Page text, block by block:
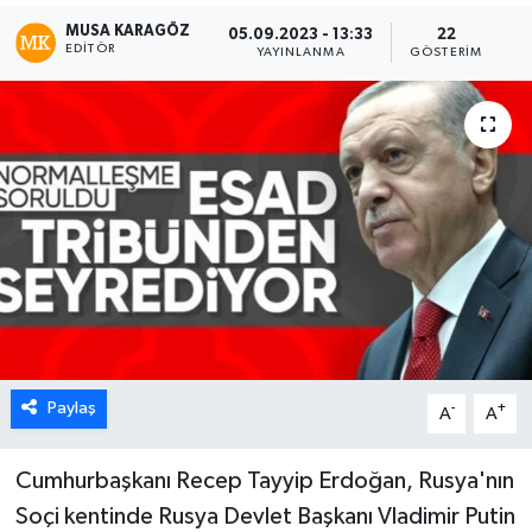
MUSA KARAGÖZ
EDITÖR
05.09.2023 - 13:33
YAYINLANMA
22
GÖSTERIM
Paylaş A- A+
Cumhurbaşkanı Recep Tayyip Erdoğan, Rusya'nın
Soçi kentinde Rusya Devlet Başkanı Vladimir Putin